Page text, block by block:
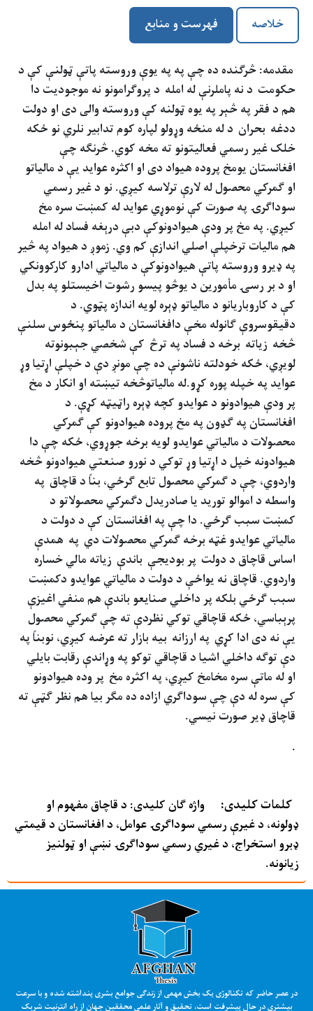
خلاصه فهرست و منابع
مقدمه: څرګنده ده چې په په یوې وروسته پاتې ټولنې کې د
حکومت د نه پاملرنې له امله د پروګرامونو نه موجوديت دا
هم د فقر په څېر په يوه ټولنه کې وروسته والی دی او دولت
ددغه بحران د له منځه وړولو لپاره کوم تدابير نلري نو ځکه
خلک غير رسمي فعاليتونو ته مخه کوي. څرنګه چې
افغانستان يومخ پروده هيواد دی او اکثره عوايد يې د مالياتو
او ګمرکي محصول له لارې ترلاسه کيږي. نو د غير رسمي
سوداګرۍ په صورت کې نوموړي عوايد له کمښت سره مخ
کيږي. په مخ پر ودې هيوادونوکې دبې درېغه فساد له امله
هم ماليات ترخپلې اصلي اندازې کم وي. زموږ د هيواد په څير
په ډيرو وروسته پاتې هيوادونوکې د مالياتي ادارو کارکوونکي
او د بر رسۍ مأمورين د يوڅو پيسو رشوت اخيستلو په بدل
کې د کاروباريانو د مالياتو ډېره لويه اندازه پټوي. د
دقيقوسروې ګانوله مخې دافغانستان د مالياتو پنځوس سلنې
څخه زياته برخه د فساد په ترڅ کې شخصي جېبونوته
لويږي، ځکه خودلته ناشونې ده چې مونږ دې د خپلې اړتيا وړ
عوايد په خپله پوره کړو.له مالياتوڅخه تيښته او انکار د مخ
پر ودې هيوادونو د عوايدو کچه ډېره راټيټه کړې. د
افغانستان په ګډون په مخ پروده هيوادونو کې ګمرکي
محصولات د مالياتي عوايدو لويه برخه جوړوي، ځکه چې دا
هيوادونه خپل د اړتيا وړ توکي د نورو صنعتي هيوادونو څخه
واردوي، چې د ګمرکي محصول تابع ګرځي، بناً د قاچاق په
واسطه د اموالو توريد يا صادريدل دګمرکي محصولاتو د
کمښت سبب ګرځي. دا چې په افغانستان کې د دولت د
مالياتي عوايدو غټه برخه ګمرکي محصولات دي په همدې
اساس قاچاق د دولت پر بوديجې باندې زياته مالي خساره
واردوي. قاچاق نه يواځې د دولت د مالياتي عوايدو دکمښت
سبب گرځي بلکه پر داخلي صنايعو باندې هم منفي اغيزې
پرېباسي، ځکه قاچاقي توکي نظردې ته چې ګمرکي محصول
يې نه دی ادا کړي په ارزانه بيه بازار ته عرضه کيږي، نوبناً په
دې توګه داخلي اشيا د قاچاقي توکو په وړاندې رقابت بايلي
او له ماتې سره مخامخ کيږي، په اکثره مخ پر وده هيوادونو
کې سره له دې چې سوداګري ازاده ده مګر بيا هم نظر ګټې ته
قاچاق ډير صورت نيسي.
.
کلمات کلیدی:
واژه ګان کلیدی: د قاچاق مفهوم او
ډولونه، د غیرې رسمي سوداګرۍ عوامل، د افغانستان د قیمتي
ډبرو استخراج، د غیري رسمي سوداګرۍ نښې او ټولنیز
زیانونه.
در عصر حاضر که تکنالوژی یک بخش مهمی از زندگی جوامع بشری پنداشته شده و با سرعت
بیشتری در حال پیشرفت است، تحقیق و آثار علمی محققین جهان از راه انترنیت شریک